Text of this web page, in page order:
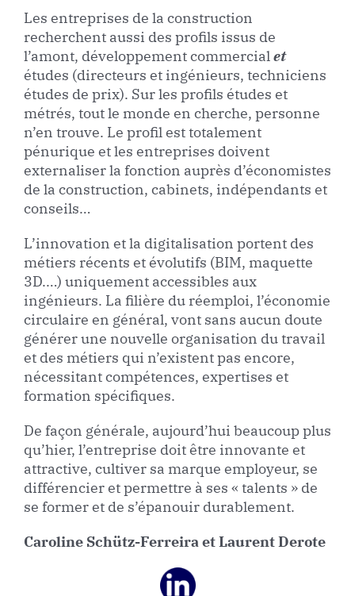
Les entreprises de la construction
recherchent aussi des profils issus de
l’amont, développement commercialet
études (directeurs et ingénieurs, techniciens
études de prix). Sur les profils études et
métrés, tout le monde en cherche, personne
n’en trouve. Le profil est totalement
pénurique et les entreprises doivent
externaliser la fonction auprès d’économistes
de la construction, cabinets, indépendants et
conseils…
L’innovation et la digitalisation portent des
métiers récents et évolutifs (BIM, maquette
3D.…) uniquement accessibles aux
ingénieurs. La filière du réemploi, l’économie
circulaire en général, vont sans aucun doute
générer une nouvelle organisation du travail
et des métiers qui n’existent pas encore,
nécessitant compétences, expertises et
formation spécifiques.
De façon générale, aujourd’hui beaucoup plus
qu’hier, l’entreprise doit être innovante et
attractive, cultiver sa marque employeur, se
différencier et permettre à ses « talents » de
se former et de s’épanouir durablement.
Caroline Schütz-Ferreira et Laurent Derote